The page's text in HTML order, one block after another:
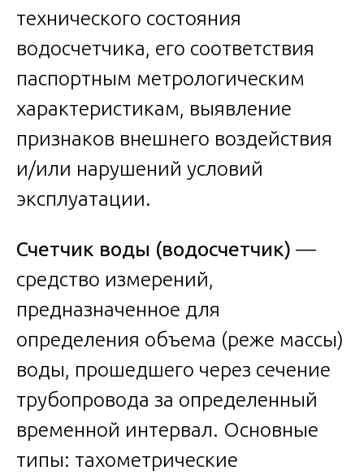
технического состояния
водосчетчика, его соответствия
паспортным метрологическим
характеристикам, выявление
признаков внешнего воздействия
и/или нарушений условий
эксплуатации.
Счетчик воды (водосчетчик) —
средство измерений,
предназначенное для
определения объема (реже массы)
воды, прошедшего через сечение
трубопровода за определенный
временной интервал. Основные
типы: тахометрические